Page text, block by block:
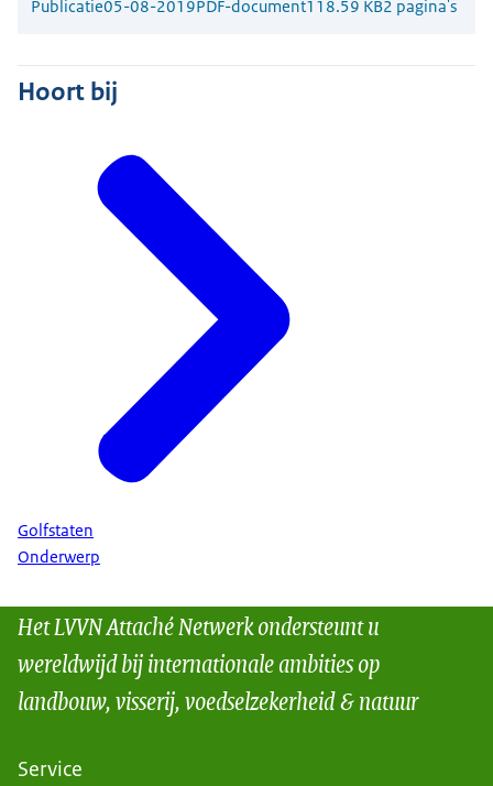
Publicatie05-08-2019PDF-document118.59 KB2 pagina's
Hoort bij
Golfstaten
Onderwerp
Het LVVN Attaché Netwerk ondersteunt u
wereldwijd bij internationale ambities op
landbouw, visserij, voedselzekerheid & natuur
Service